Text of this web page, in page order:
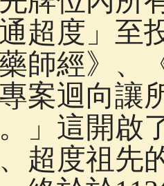
超度」至
師經》、
案迴向讓
」這開啟
超度祖先